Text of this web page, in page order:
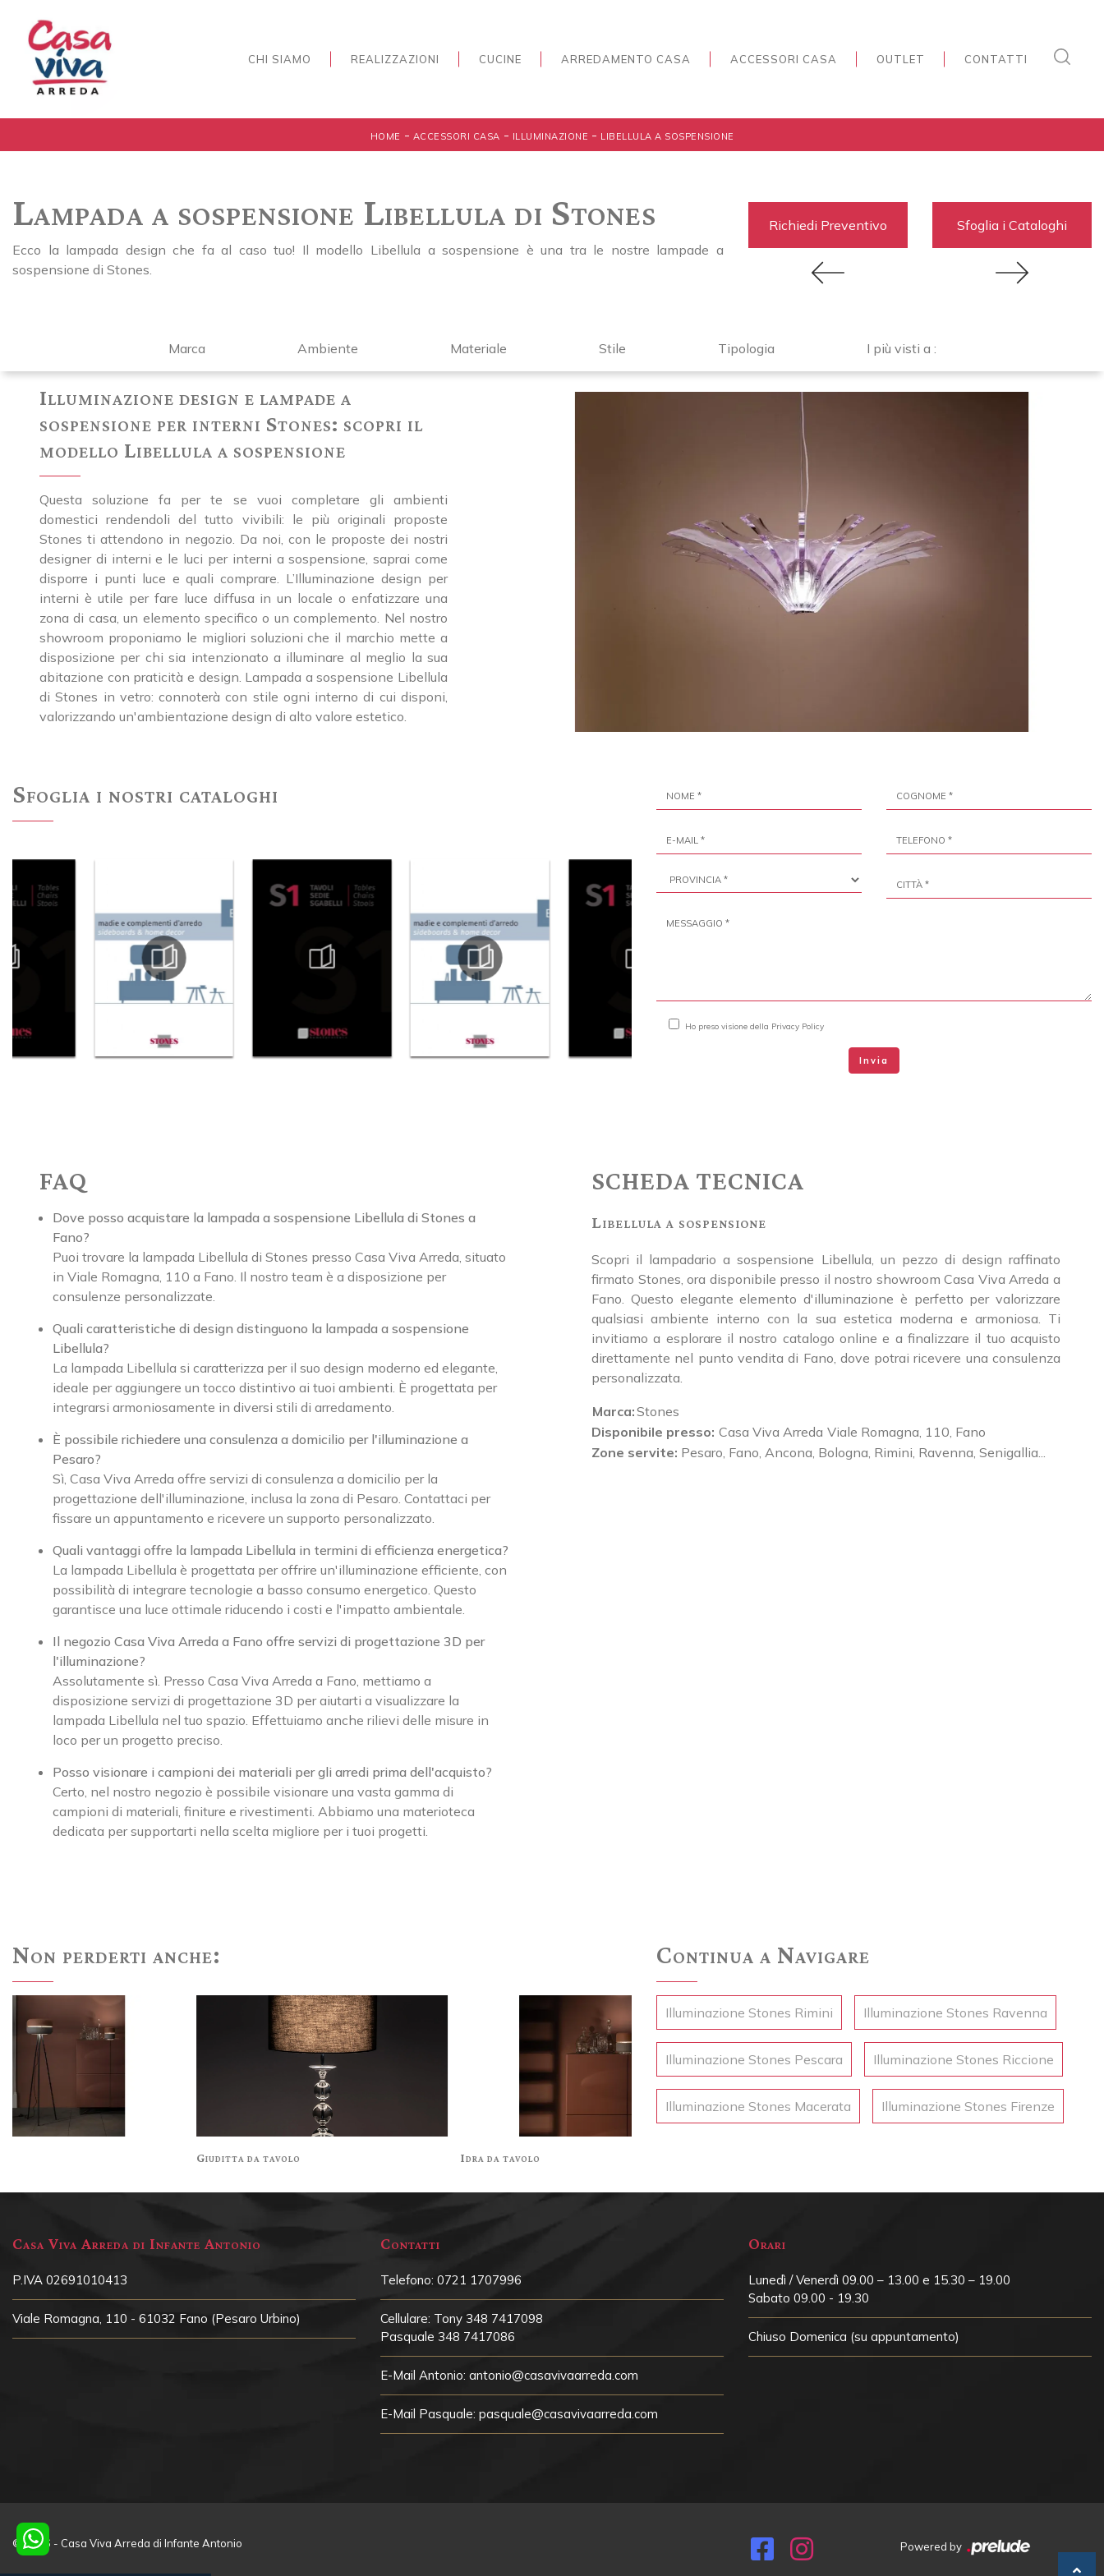
CHI SIAMO REALIZZAZIONI CUCINE ARREDAMENTO CASA ACCESSORI CASA OUTLET CONTATTI
HOME - ACCESSORI CASA - ILLUMINAZIONE - LIBELLULA A SOSPENSIONE
Lampada a sospensione Libellula di Stones
Ecco la lampada design che fa al caso tuo! Il modello Libellula a sospensione è una tra le nostre lampade a
sospensione di Stones.
Richiedi Preventivo Sfoglia i Cataloghi
Marca Ambiente Materiale Stile Tipologia I più visti a :
Illuminazione design e lampade a
sospensione per interni Stones: scopri il
modello Libellula a sospensione
Questa soluzione fa per te se vuoi completare gli ambienti
domestici rendendoli del tutto vivibili: le più originali proposte
Stones ti attendono in negozio. Da noi, con le proposte dei nostri
designer di interni e le luci per interni a sospensione, saprai come
disporre i punti luce e quali comprare. L’Illuminazione design per
interni è utile per fare luce diffusa in un locale o enfatizzare una
zona di casa, un elemento specifico o un complemento. Nel nostro
showroom proponiamo le migliori soluzioni che il marchio mette a
disposizione per chi sia intenzionato a illuminare al meglio la sua
abitazione con praticità e design. Lampada a sospensione Libellula
di Stones in vetro: connoterà con stile ogni interno di cui disponi,
valorizzando un'ambientazione design di alto valore estetico.
Sfoglia i nostri cataloghi
Ho preso visione della Privacy Policy
Invia
FAQ
Dove posso acquistare la lampada a sospensione Libellula di Stones a
Fano?
Puoi trovare la lampada Libellula di Stones presso Casa Viva Arreda, situato
in Viale Romagna, 110 a Fano. Il nostro team è a disposizione per
consulenze personalizzate.
Quali caratteristiche di design distinguono la lampada a sospensione
Libellula?
La lampada Libellula si caratterizza per il suo design moderno ed elegante,
ideale per aggiungere un tocco distintivo ai tuoi ambienti. È progettata per
integrarsi armoniosamente in diversi stili di arredamento.
È possibile richiedere una consulenza a domicilio per l'illuminazione a
Pesaro?
Sì, Casa Viva Arreda offre servizi di consulenza a domicilio per la
progettazione dell'illuminazione, inclusa la zona di Pesaro. Contattaci per
fissare un appuntamento e ricevere un supporto personalizzato.
Quali vantaggi offre la lampada Libellula in termini di efficienza energetica?
La lampada Libellula è progettata per offrire un'illuminazione efficiente, con
possibilità di integrare tecnologie a basso consumo energetico. Questo
garantisce una luce ottimale riducendo i costi e l'impatto ambientale.
Il negozio Casa Viva Arreda a Fano offre servizi di progettazione 3D per
l'illuminazione?
Assolutamente sì. Presso Casa Viva Arreda a Fano, mettiamo a
disposizione servizi di progettazione 3D per aiutarti a visualizzare la
lampada Libellula nel tuo spazio. Effettuiamo anche rilievi delle misure in
loco per un progetto preciso.
Posso visionare i campioni dei materiali per gli arredi prima dell'acquisto?
Certo, nel nostro negozio è possibile visionare una vasta gamma di
campioni di materiali, finiture e rivestimenti. Abbiamo una materioteca
dedicata per supportarti nella scelta migliore per i tuoi progetti.
SCHEDA TECNICA
Libellula a sospensione
Scopri il lampadario a sospensione Libellula, un pezzo di design raffinato
firmato Stones, ora disponibile presso il nostro showroom Casa Viva Arreda a
Fano. Questo elegante elemento d'illuminazione è perfetto per valorizzare
qualsiasi ambiente interno con la sua estetica moderna e armoniosa. Ti
invitiamo a esplorare il nostro catalogo online e a finalizzare il tuo acquisto
direttamente nel punto vendita di Fano, dove potrai ricevere una consulenza
personalizzata.
Marca:Stones
Disponibile presso: Casa Viva Arreda Viale Romagna, 110, Fano
Zone servite: Pesaro, Fano, Ancona, Bologna, Rimini, Ravenna, Senigallia...
Non perderti anche:
Giuditta da tavolo Idra da tavolo
Continua a Navigare
Illuminazione Stones Rimini Illuminazione Stones Ravenna
Illuminazione Stones Pescara Illuminazione Stones Riccione
Illuminazione Stones Macerata Illuminazione Stones Firenze
Casa Viva Arreda di Infante Antonio
P.IVA 02691010413
Viale Romagna, 110 - 61032 Fano (Pesaro Urbino)
Contatti
Telefono: 0721 1707996
Cellulare: Tony 348 7417098
Pasquale 348 7417086
E-Mail Antonio: antonio@casavivaarreda.com
E-Mail Pasquale: pasquale@casavivaarreda.com
Orari
Lunedì / Venerdì 09.00 – 13.00 e 15.30 – 19.00
Sabato 09.00 - 19.30
Chiuso Domenica (su appuntamento)
© 2026 - Casa Viva Arreda di Infante Antonio Powered by